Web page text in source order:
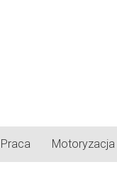
Praca Motoryzacja